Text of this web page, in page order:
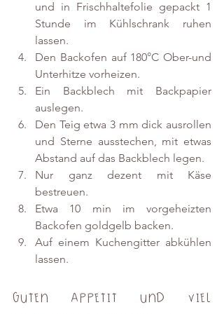
und in Frischhaltefolie gepackt 1
Stunde im Kühlschrank ruhen
lassen.
Den Backofen auf 180°C Ober-und
Unterhitze vorheizen.
Ein Backblech mit Backpapier
auslegen.
Den Teig etwa 3 mm dick ausrollen
und Sterne ausstechen, mit etwas
Abstand auf das Backblech legen.
Nur ganz dezent mit Käse
bestreuen.
Etwa 10 min im vorgeheizten
Backofen goldgelb backen.
Auf einem Kuchengitter abkühlen
lassen.
Guten Appetit und viel